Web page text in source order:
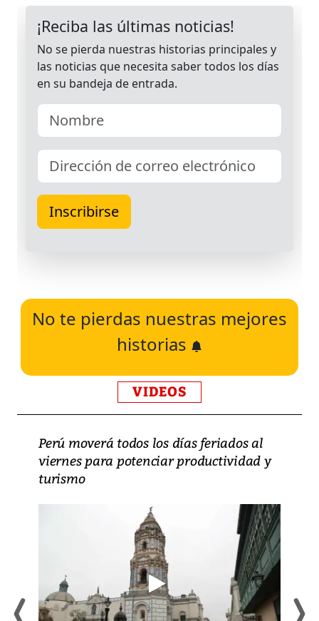
No te pierdas nuestras mejores
historias
VIDEOS
Perú moverá todos los días feriados al
viernes para potenciar productividad y
turismo